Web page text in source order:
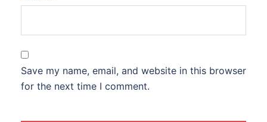
Save my name, email, and website in this browser
for the next time I comment.